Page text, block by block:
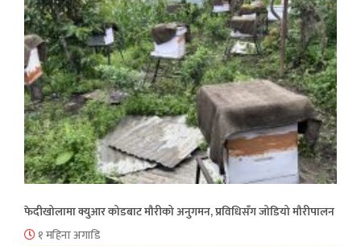
फेदीखोलामा क्युआर कोडबाट मौरीको अनुगमन, प्रविधिसँग जोडियो मौरीपालन
१ महिना अगाडि